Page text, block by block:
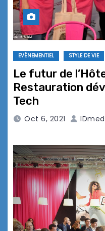
EVÉNEMENTIEL STYLE DE VIE
Le futur de
Restauration
Tech
Oct 6, 2021